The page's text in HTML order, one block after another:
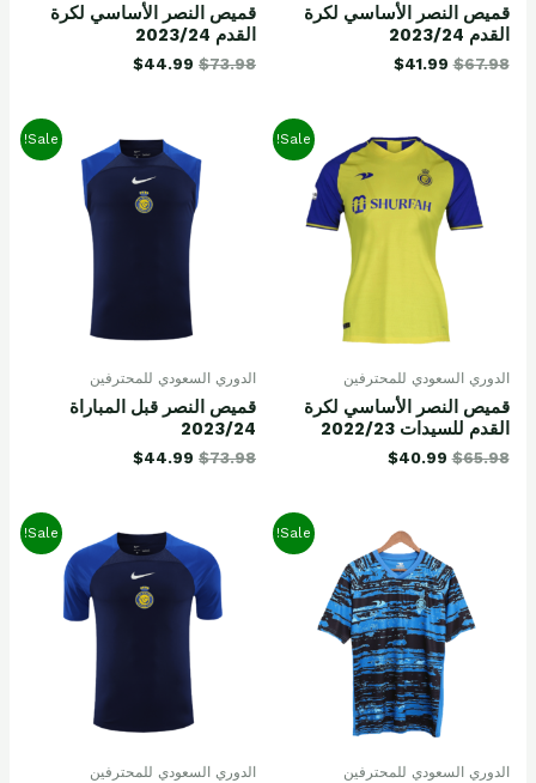
قميص النصر الأساسي لكرة
القدم 2023/24
$67.98
$41.99
قميص النصر الأساسي لكرة
القدم 2023/24
$73.98
$44.99
Sale!
الدوري السعودي للمحترفين
قميص النصر الأساسي لكرة
القدم للسيدات 2022/23
$65.98
$40.99
Sale!
الدوري السعودي للمحترفين
قميص النصر قبل المباراة
2023/24
$73.98
$44.99
Sale!
الدوري السعودي للمحترفين
Sale!
الدوري السعودي للمحترفين